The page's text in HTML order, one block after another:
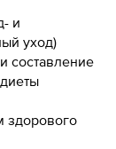
и
уход)
составление
здорового